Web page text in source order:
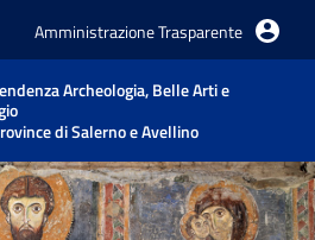
Amministrazione Trasparente
Archeologia, Belle Arti e
di Salerno e Avellino